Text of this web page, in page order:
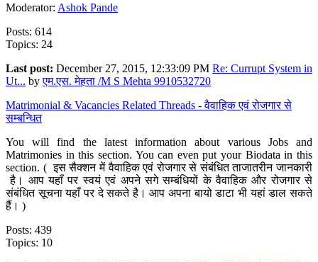
Moderator: Ashok Pande
Posts: 614
Topics: 24
Last post: December 27, 2015, 12:33:09 PM Re: Currupt System in
Ut... byएम.एस. मेहता /M S Mehta 9910532720
Matrimonial & Vacancies Related Threads - वैवाहिक एवं रोजगार से
सम्बन्धित
You will find the latest information about various Jobs and
Matrimonies in this section. You can even put your Biodata in this
section. ( इस सैक्शन में वैवाहिक एवं रोजगार से संबंधित ताजातरीन जानकारी
है। आप यहाँ पर स्वयं एवं अपने सगे सम्बंधियों के वैवाहिक और रोजगार से
संबंधित सूचना यहाँ पर दे सकते है। आप अपना बायो डाटा भी यहां डाल सकते
हैं। )
Posts: 439
Topics: 10